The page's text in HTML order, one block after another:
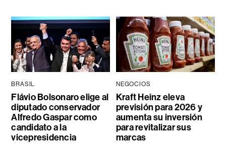
BRASIL
Flávio Bolsonaro elige al
diputado conservador
Alfredo Gaspar como
candidato a la
vicepresidencia
NEGOCIOS
Kraft Heinz eleva
previsión para 2026 y
aumenta su inversión
para revitalizar sus
marcas